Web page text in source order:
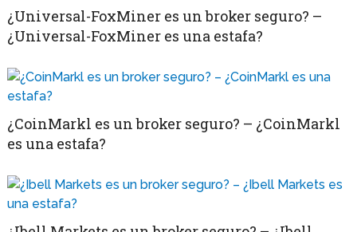
¿Universal-FoxMiner es un broker seguro? –
¿Universal-FoxMiner es una estafa?
¿CoinMarkl es un broker seguro? – ¿CoinMarkl
es una estafa?